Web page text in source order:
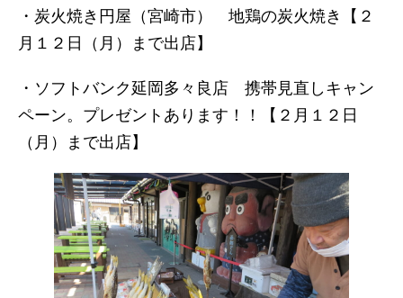
・炭火焼き円屋（宮崎市） 地鶏の炭火焼き【２
月１２日（月）まで出店】
・ソフトバンク延岡多々良店 携帯見直しキャン
ペーン。プレゼントあります！！【２月１２日
（月）まで出店】